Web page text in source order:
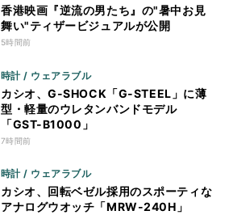
香港映画『逆流の男たち』の"暑中お見
舞い"ティザービジュアルが公開
5時間前
時計 / ウェアラブル
カシオ、G-SHOCK「G-STEEL」に薄
型・軽量のウレタンバンドモデル
「GST-B1000」
7時間前
時計 / ウェアラブル
カシオ、回転ベゼル採用のスポーティな
アナログウオッチ「MRW-240H」